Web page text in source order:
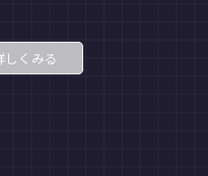
しくみる